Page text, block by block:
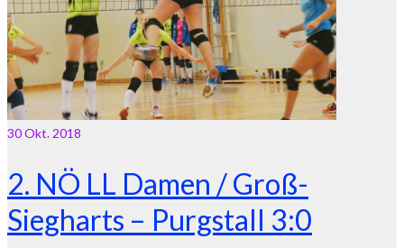
30Okt. 2018
2. NÖ LL Damen / Groß-
Siegharts – Purgstall 3:0